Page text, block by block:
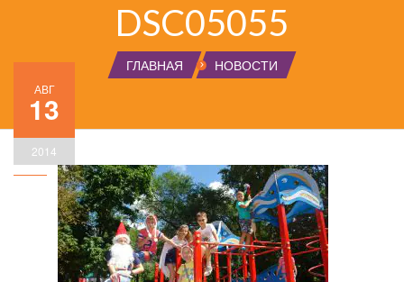
DSC05055
ГЛАВНАЯ НОВОСТИ
АВГ
13
2014